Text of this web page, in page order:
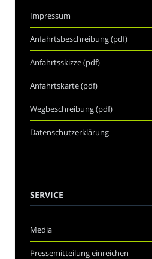
Impressum
Anfahrtsbeschreibung (pdf)
Anfahrtsskizze (pdf)
Anfahrtskarte (pdf)
Wegbeschreibung (pdf)
Datenschutzerklärung
SERVICE
Media
Pressemitteilung einreichen